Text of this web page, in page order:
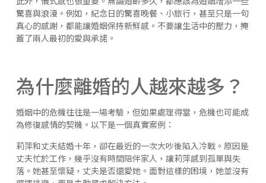
驚喜與浪漫。例如，紀念日的驚喜晚餐、小旅行，甚至只是一句
真心的感謝，都能讓婚姻保持新鮮感。不要讓生活中的壓力，掩
蓋了兩人最初的愛與承諾。
為什麼離婚的人越來越多？
婚姻中的危機往往是一場考驗，但如果處理得當，危機也可能成
為修復感情的契機。以下是一個真實案例：
莉萍和丈夫結婚十年，卻在最近的一次大吵後陷入冷戰。原因是
丈夫忙於工作，幾乎沒有時間陪伴家人，讓莉萍感到孤單與失
落。她甚至懷疑，丈夫是否還愛她。面對這樣的困境，她並沒有